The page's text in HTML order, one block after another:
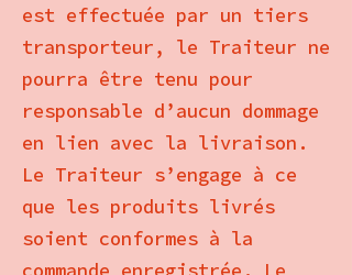
est effectuée par un tiers
transporteur, le Traiteur ne
pourra être tenu pour
responsable d’aucun dommage
en lien avec la livraison.
Le Traiteur s’engage à ce
que les produits livrés
soient conformes à la